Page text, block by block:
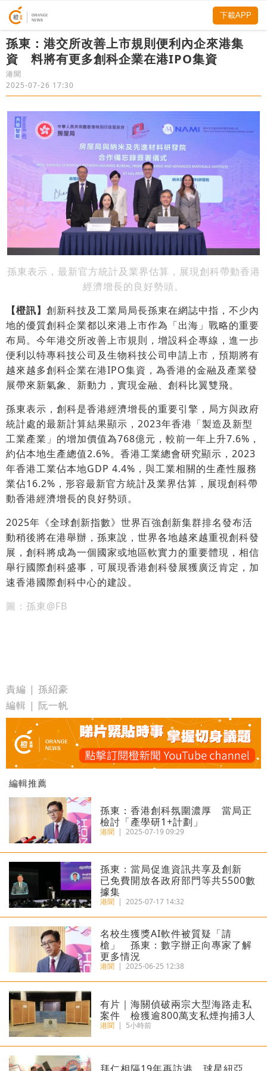
孫東：港交所改善上市規則便利內企來港集
資 料將有更多創科企業在港IPO集資
港聞
2025-07-26 17:30
孫東表示，最新官方統計及業界估算，展現創科帶動香港
經濟增長的良好勢頭。
【橙訊】 創新科技及工業局局長孫東在網誌中指，不少內
地的優質創科企業都以來港上市作為「出海」戰略的重要
布局。今年港交所改善上市規則，增設科企專線，進一步
便利以特專科技公司及生物科技公司申請上市，預期將有
越來越多創科企業在港IPO集資，為香港的金融及產業發
展帶來新氣象、新動力，實現金融、創科比翼雙飛。
孫東表示，創科是香港經濟增長的重要引擎，局方與政府
統計處的最新計算結果顯示，2023年香港「製造及新型
工業產業」的增加價值為768億元，較前一年上升7.6%，
約佔本地生產總值2.6%。香港工業總會研究顯示，2023
年香港工業佔本地GDP 4.4%，與工業相關的生產性服務
業佔16.2%，形容最新官方統計及業界估算，展現創科帶
動香港經濟增長的良好勢頭。
2025年《全球創新指數》世界百強創新集群排名發布活
動稍後將在港舉辦，孫東說，世界各地越來越重視創科發
展，創科將成為一個國家或地區軟實力的重要體現，相信
舉行國際創科盛事，可展現香港創科發展獲廣泛肯定，加
速香港國際創科中心的建設。
圖：孫東@FB
責編 | 孫紹豪
編輯 | 阮一帆
編輯推薦
孫東：香港創科氛圍濃厚 當局正
檢討「產學研1+計劃」
港聞 | 2025-07-19 09:29
孫東：當局促進資訊共享及創新
已免費開放各政府部門等共5500數
據集
港聞 | 2025-07-17 14:32
名校生獲獎AI軟件被質疑「請
槍」 孫東：數字辦正向專家了解
更多情況
港聞 | 2025-06-25 12:38
有片｜海關偵破兩宗大型海路走私
案件 檢獲逾800萬支私煙拘捕3人
港聞 | 5小時前
拜仁相隔19年再訪港 球星紐亞、
下載APP